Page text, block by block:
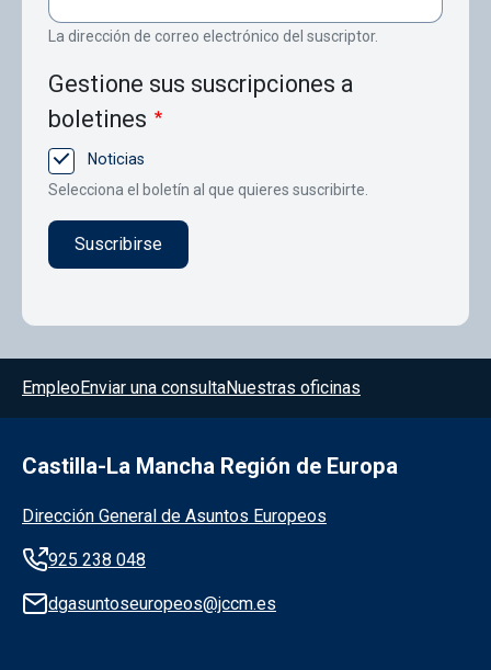
La dirección de correo electrónico del suscriptor.
Gestione sus suscripciones a
boletines
Noticias
Selecciona el boletín al que quieres suscribirte.
Menú del pie
EmpleoEnviar una consultaNuestras oficinas
Castilla-La Mancha Región de Europa
Información de la institución
Dirección General de Asuntos Europeos
925 238 048
dgasuntoseuropeos@jccm.es